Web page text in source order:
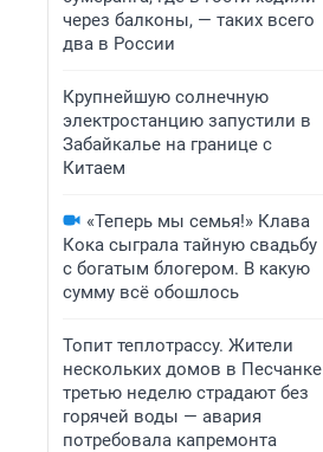
через балконы, — таких всего
два в России
Крупнейшую солнечную
электростанцию запустили в
Забайкалье на границе с
Китаем
«Теперь мы семья!» Клава
Кока сыграла тайную свадьбу
с богатым блогером. В какую
сумму всё обошлось
Топит теплотрассу. Жители
нескольких домов в Песчанке
третью неделю страдают без
горячей воды — авария
потребовала капремонта